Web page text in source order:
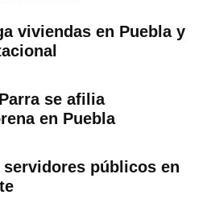
viviendas en Puebla y
se afilia
en Puebla
servidores públicos en